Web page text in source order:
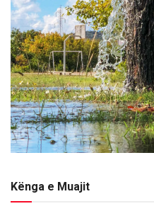
Kënga e Muajit